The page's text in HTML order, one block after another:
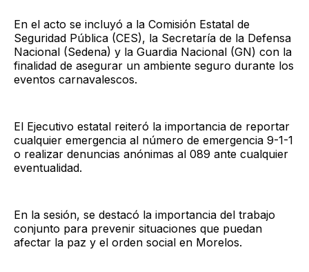
En el acto se incluyó a la Comisión Estatal de
Seguridad Pública (CES), la Secretaría de la Defensa
Nacional (Sedena) y la Guardia Nacional (GN) con la
finalidad de asegurar un ambiente seguro durante los
eventos carnavalescos.
El Ejecutivo estatal reiteró la importancia de reportar
cualquier emergencia al número de emergencia 9-1-1
o realizar denuncias anónimas al 089 ante cualquier
eventualidad.
En la sesión, se destacó la importancia del trabajo
conjunto para prevenir situaciones que puedan
afectar la paz y el orden social en Morelos.